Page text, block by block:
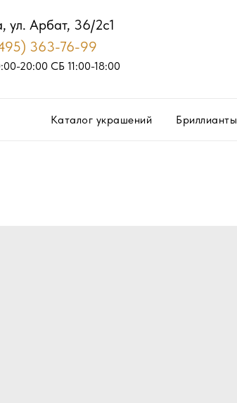
ул. Арбат, 36/2с1
363-76-99
20:00 СБ 11:00-18:00
Каталог украшений Бриллианты